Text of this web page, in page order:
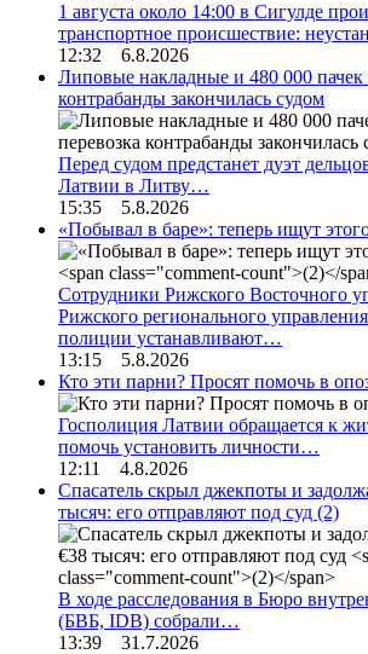
1 августа около 14:00 в Сигулде
транспортное происшествие:
12:32 6.8.2026
Липовые накладные и 480 000 пачек
контрабанды закончилась судом
Перед судом предстанет дуэт
Латвии в Литву…
15:35 5.8.2026
«Побывал в баре»: теперь ищут
Сотрудники Рижского Восточного
Рижского регионального
полиции устанавливают…
13:15 5.8.2026
Кто эти парни? Просят помочь в
Госполиция Латвии обращается к
помочь установить личности…
12:11 4.8.2026
Спасатель скрыл джекпоты и
тысяч: его отправляют под суд (2)
В ходе расследования в Бюро
(БВБ, IDB) собрали…
13:39 31.7.2026